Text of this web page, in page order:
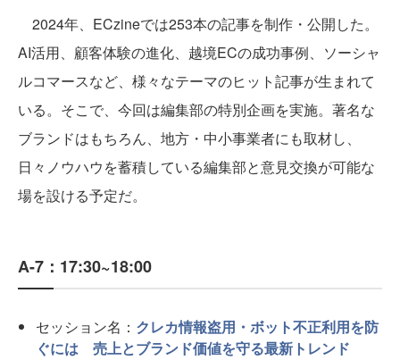
2024年、ECzineでは253本の記事を制作・公開した。
AI活用、顧客体験の進化、越境ECの成功事例、ソーシャ
ルコマースなど、様々なテーマのヒット記事が生まれて
いる。そこで、今回は編集部の特別企画を実施。著名な
ブランドはもちろん、地方・中小事業者にも取材し、
日々ノウハウを蓄積している編集部と意見交換が可能な
場を設ける予定だ。
A-7：17:30~18:00
セッション名： クレカ情報盗用・ボット不正利用を防
ぐには 売上とブランド価値を守る最新トレンド